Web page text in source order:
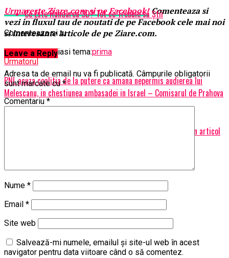
UrmaresteZiare.comsi pe Facebook!Comenteaza si
vezi in fluxul tau de noutati de pe Facebook cele mai noi
si interesante articole de pe Ziare.com.
Articole pe aceiasi tema:prima
Urmatorul
PNL acuza coalitia de la putere ca amana nepermis audierea lui
Melescanu, in chestiunea ambasadei in Israel – Comisarul de Prahova
Times New Roman a fost amendat cu 16.000 de lei pentru un articol
Ce Este Randarea 3D? Tot ce Trebuie să Știi
Comenteaza si tu
Leave a Reply
Adresa ta de email nu va fi publicată. Câmpurile obligatorii
sunt marcate cu*
Comentariu *
Nume *
Email *
Site web
Salvează-mi numele, emailul și site-ul web în acest
navigator pentru data viitoare când o să comentez.